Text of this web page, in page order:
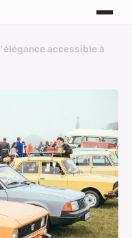
accessible à